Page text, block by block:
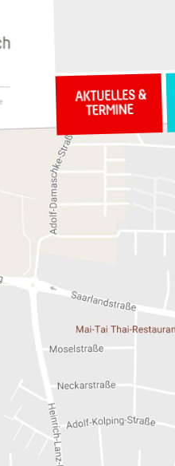
AKTUELLES &
TERMINE